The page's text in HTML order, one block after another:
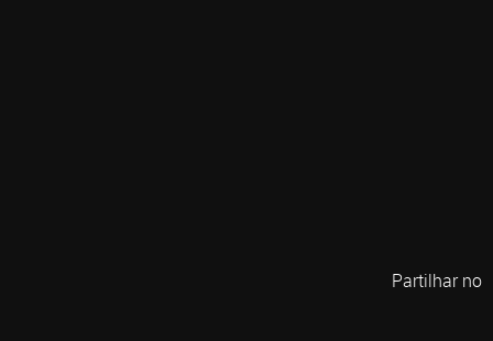
Partilhar no